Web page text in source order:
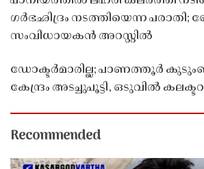
ഗർഭഛിദ്രം നടത്തിയെന്ന
സംവിധായകൻ അറസ്റ്റിൽ
ഡോക്ടർമാരില്ല; പാണത്തൂർ
കേന്ദ്രം അടച്ചുപൂട്ടി, ഒടുവിൽ
Recommended